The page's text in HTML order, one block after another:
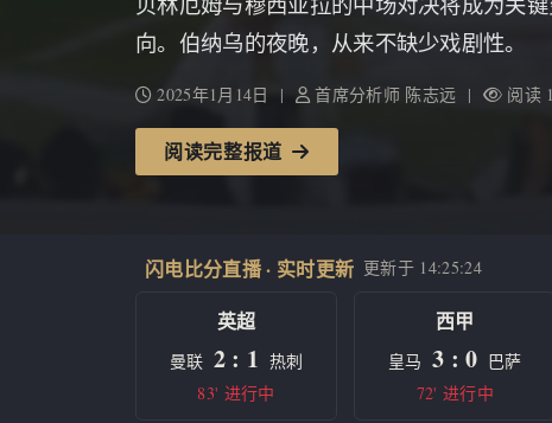
向。伯纳乌的夜晚，从来不缺少戏剧性。
2025年1月14日 | 首席分析师 陈志远 | 阅读
阅读完整报道
闪电比分直播 · 实时更新 更新于 14:25:24
英超
曼联 2 : 1 热刺
83' 进行中
西甲
皇马 3 : 0 巴萨
72' 进行中